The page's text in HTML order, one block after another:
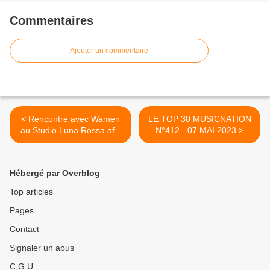
Commentaires
Ajouter un commentaire
< Rencontre avec Wamen
au Studio Luna Rossa afin
d’en apprendre plus sur son
LE TOP 30 MUSICNATION
N°412 - 07 MAI 2023 >
Hébergé par Overblog
Top articles
Pages
Contact
Signaler un abus
C.G.U.